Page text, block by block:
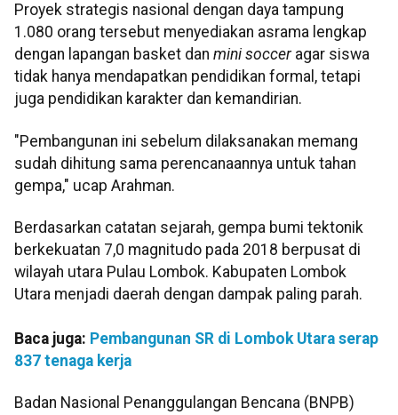
Proyek strategis nasional dengan daya tampung
1.080 orang tersebut menyediakan asrama lengkap
dengan lapangan basket dan mini soccer agar siswa
tidak hanya mendapatkan pendidikan formal, tetapi
juga pendidikan karakter dan kemandirian.
"Pembangunan ini sebelum dilaksanakan memang
sudah dihitung sama perencanaannya untuk tahan
gempa," ucap Arahman.
Berdasarkan catatan sejarah, gempa bumi tektonik
berkekuatan 7,0 magnitudo pada 2018 berpusat di
wilayah utara Pulau Lombok. Kabupaten Lombok
Utara menjadi daerah dengan dampak paling parah.
Baca juga: Pembangunan SR di Lombok Utara serap
837 tenaga kerja
Badan Nasional Penanggulangan Bencana (BNPB)